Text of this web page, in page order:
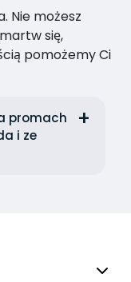
Nie możesz
się,
pomożemy Ci
promach
i ze